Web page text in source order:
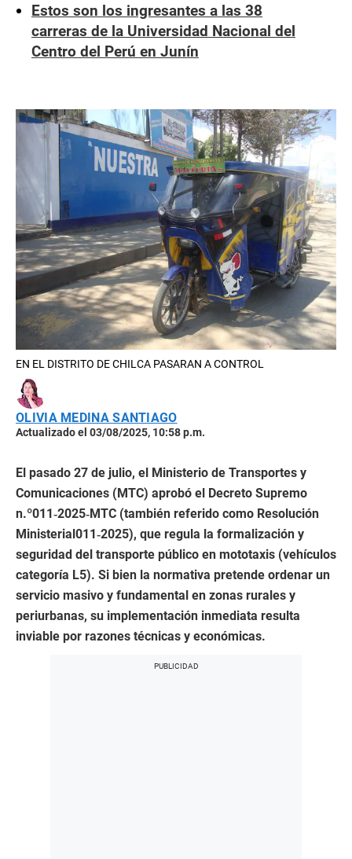
Estos son los ingresantes a las 38
carreras de la Universidad Nacional del
Centro del Perú en Junín
EN EL DISTRITO DE CHILCA PASARAN A CONTROL
OLIVIA MEDINA SANTIAGO
Actualizado el 03/08/2025, 10:58 p.m.
El pasado 27 de julio, el Ministerio de Transportes y
Comunicaciones (MTC) aprobó el Decreto Supremo
n.º011‑2025‑MTC (también referido como Resolución
Ministerial011‑2025), que regula la formalización y
seguridad del transporte público en mototaxis (vehículos
categoría L5). Si bien la normativa pretende ordenar un
servicio masivo y fundamental en zonas rurales y
periurbanas, su implementación inmediata resulta
inviable por razones técnicas y económicas.